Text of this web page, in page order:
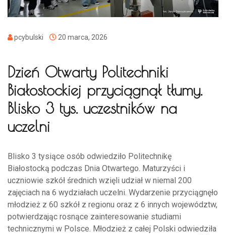
pcybulski 20 marca, 2026
Dzień Otwarty Politechniki
Białostockiej przyciągnął tłumy.
Blisko 3 tys. uczestników na
uczelni
Blisko 3 tysiące osób odwiedziło Politechnikę
Białostocką podczas Dnia Otwartego. Maturzyści i
uczniowie szkół średnich wzięli udział w niemal 200
zajęciach na 6 wydziałach uczelni. Wydarzenie przyciągnęło
młodzież z 60 szkół z regionu oraz z 6 innych województw,
potwierdzając rosnące zainteresowanie studiami
technicznymi w Polsce. Młodzież z całej Polski odwiedziła